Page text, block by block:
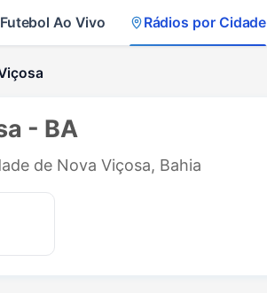
Futebol Ao Vivo Rádios por Cidade
- BA
de Nova Viçosa, Bahia